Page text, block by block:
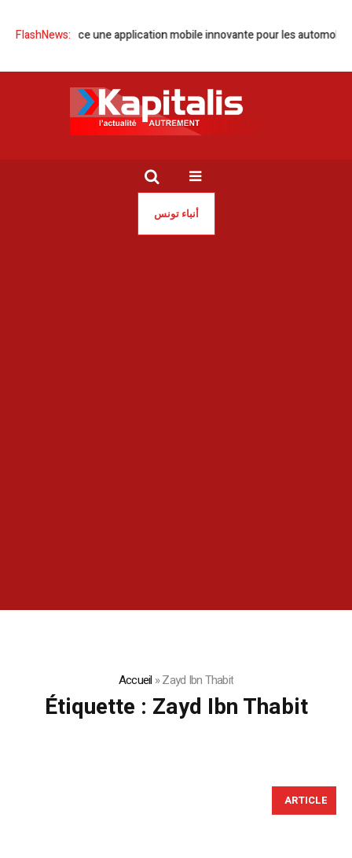
FlashNews:
FIX’N’GO lance une application mobile innovante pour les
أنباء تونس
Accueil »Zayd Ibn Thabit
Étiquette : Zayd Ibn Thabit
ARTICLE